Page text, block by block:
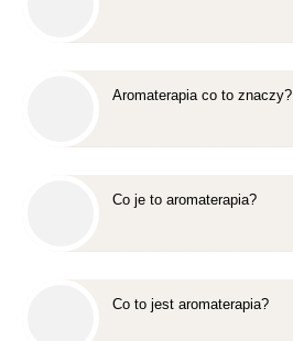
Aromaterapia co to znaczy?
Co je to aromaterapia?
Co to jest aromaterapia?